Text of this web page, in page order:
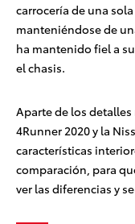
carrocería de una
manteniéndose de
ha mantenido fiel a
el chasis.
Aparte de los
4Runner 2020 y la
características
comparación, para
ver las diferencias y